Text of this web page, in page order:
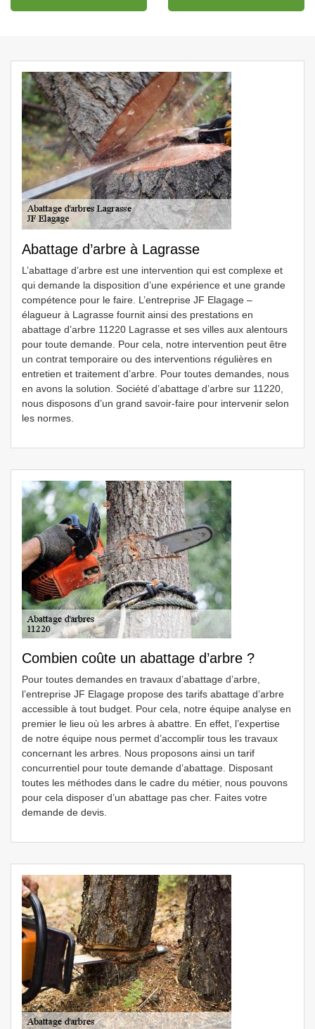
Abattage d’arbre à Lagrasse
L’abattage d’arbre est une intervention qui est complexe et
qui demande la disposition d’une expérience et une grande
compétence pour le faire. L’entreprise JF Elagage –
élagueur à Lagrasse fournit ainsi des prestations en
abattage d’arbre 11220 Lagrasse et ses villes aux alentours
pour toute demande. Pour cela, notre intervention peut être
un contrat temporaire ou des interventions régulières en
entretien et traitement d’arbre. Pour toutes demandes, nous
en avons la solution. Société d’abattage d’arbre sur 11220,
nous disposons d’un grand savoir-faire pour intervenir selon
les normes.
Combien coûte un abattage d’arbre ?
Pour toutes demandes en travaux d’abattage d’arbre,
l’entreprise JF Elagage propose des tarifs abattage d’arbre
accessible à tout budget. Pour cela, notre équipe analyse en
premier le lieu où les arbres à abattre. En effet, l’expertise
de notre équipe nous permet d’accomplir tous les travaux
concernant les arbres. Nous proposons ainsi un tarif
concurrentiel pour toute demande d’abattage. Disposant
toutes les méthodes dans le cadre du métier, nous pouvons
pour cela disposer d’un abattage pas cher. Faites votre
demande de devis.